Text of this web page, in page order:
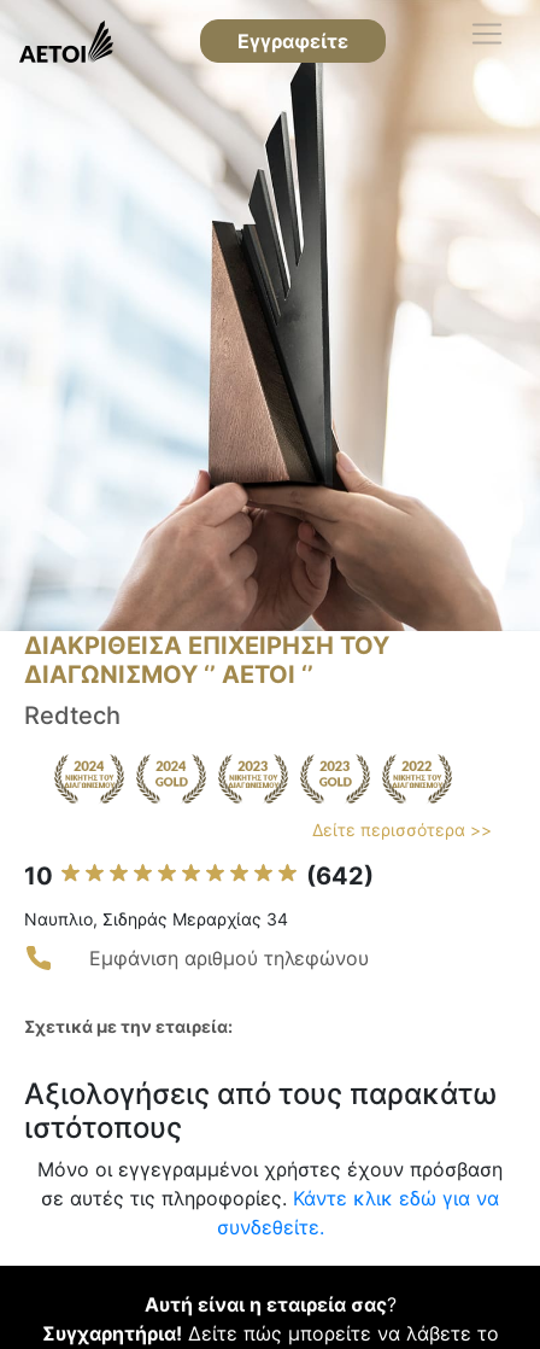
Εγγραφείτε
ΔΙΑΚΡΙΘΕΙΣΑ ΕΠΙΧΕΙΡΗΣΗ ΤΟΥ
ΔΙΑΓΩΝΙΣΜΟΥ ‘’ ΑΕΤΟΙ ‘’
Redtech
Δείτε περισσότερα >>
10 (642)
Ναυπλιο, Σιδηράς Μεραρχίας 34
Εμφάνιση αριθμού τηλεφώνου
Σχετικά με την εταιρεία:
Αξιολογήσεις από τους παρακάτω
ιστότοπους
Μόνο οι εγγεγραμμένοι χρήστες έχουν πρόσβαση
σε αυτές τις πληροφορίες. Κάντε κλικ εδώ για να
συνδεθείτε.
Αυτή είναι η εταιρεία σας?
Συγχαρητήρια! Δείτε πώς μπορείτε να λάβετε το